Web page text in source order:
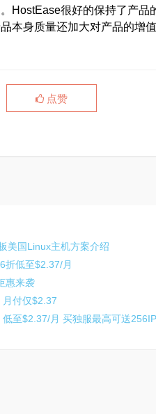
HostEase很好的保持了产品
本身质量还加大对产品的增
点赞
美国Linux主机方案介绍
折低至$2.37/月
惠来袭
付仅$2.37
至$2.37/月 买独服最高可送256IP